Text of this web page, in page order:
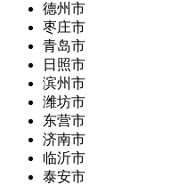
德州市
枣庄市
青岛市
日照市
滨州市
潍坊市
东营市
济南市
临沂市
泰安市